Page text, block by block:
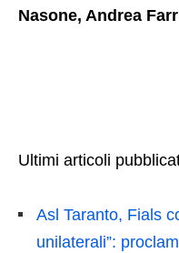
Nasone, Andrea
Ultimi articoli
Asl Taranto, Fials
unilaterali”: